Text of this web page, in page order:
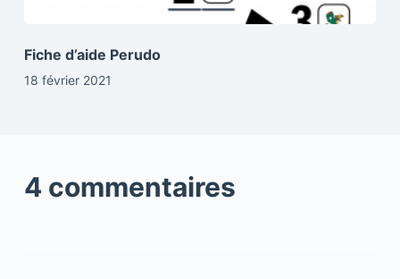
Fiche d’aide Perudo
18 février 2021
4 commentaires